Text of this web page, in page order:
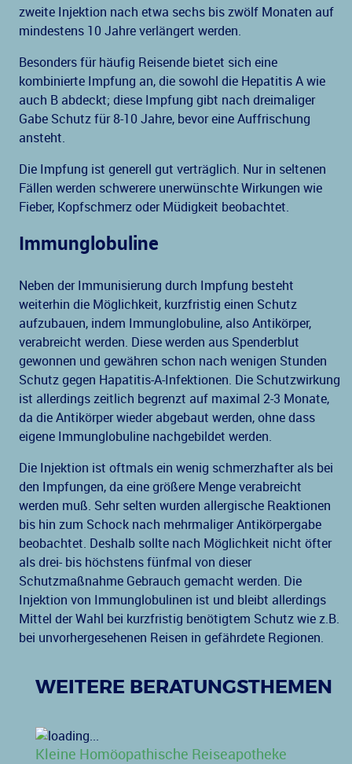
zweite Injektion nach etwa sechs bis zwölf Monaten auf
mindestens 10 Jahre verlängert werden.
Besonders für häufig Reisende bietet sich eine
kombinierte Impfung an, die sowohl die Hepatitis A wie
auch B abdeckt; diese Impfung gibt nach dreimaliger
Gabe Schutz für 8-10 Jahre, bevor eine Auffrischung
ansteht.
Die Impfung ist generell gut verträglich. Nur in seltenen
Fällen werden schwerere unerwünschte Wirkungen wie
Fieber, Kopfschmerz oder Müdigkeit beobachtet.
Immunglobuline
Neben der Immunisierung durch Impfung besteht
weiterhin die Möglichkeit, kurzfristig einen Schutz
aufzubauen, indem Immunglobuline, also Antikörper,
verabreicht werden. Diese werden aus Spenderblut
gewonnen und gewähren schon nach wenigen Stunden
Schutz gegen Hapatitis-A-Infektionen. Die Schutzwirkung
ist allerdings zeitlich begrenzt auf maximal 2-3 Monate,
da die Antikörper wieder abgebaut werden, ohne dass
eigene Immunglobuline nachgebildet werden.
Die Injektion ist oftmals ein wenig schmerzhafter als bei
den Impfungen, da eine größere Menge verabreicht
werden muß. Sehr selten wurden allergische Reaktionen
bis hin zum Schock nach mehrmaliger Antikörpergabe
beobachtet. Deshalb sollte nach Möglichkeit nicht öfter
als drei- bis höchstens fünfmal von dieser
Schutzmaßnahme Gebrauch gemacht werden. Die
Injektion von Immunglobulinen ist und bleibt allerdings
Mittel der Wahl bei kurzfristig benötigtem Schutz wie z.B.
bei unvorhergesehenen Reisen in gefährdete Regionen.
WEITERE BERATUNGSTHEMEN
Kleine Homöopathische Reiseapotheke